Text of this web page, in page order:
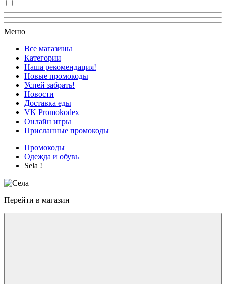
Меню
Все магазины
Категории
Наша рекомендация!
Новые промокоды
Успей забрать!
Новости
Доставка еды
VK Promokodex
Онлайн игры
Присланные промокоды
Промокоды
Одежда и обувь
Sela !
Перейти в магазин